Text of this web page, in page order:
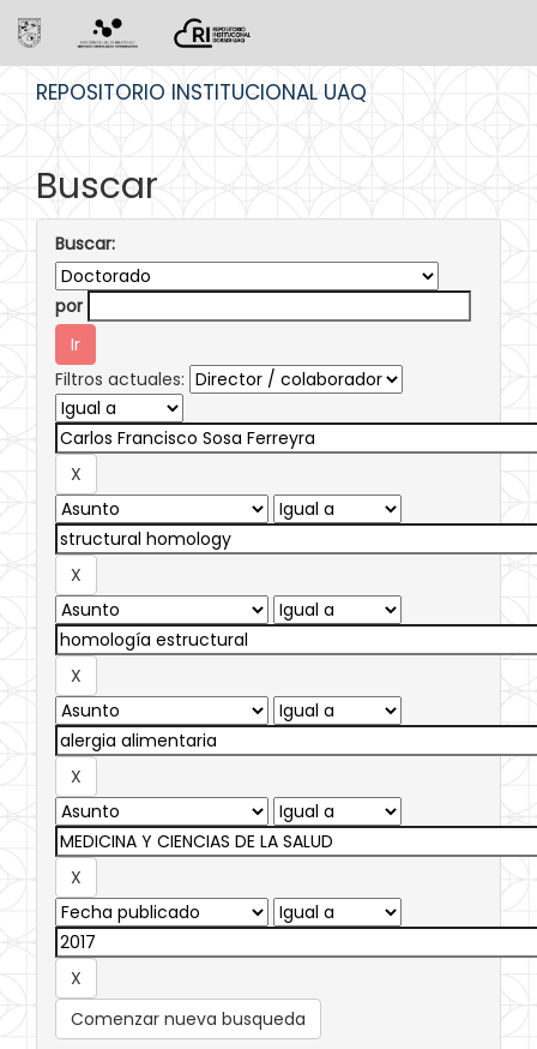
REPOSITORIO INSTITUCIONAL UAQ
Buscar
Buscar:
por
Filtros actuales:
Comenzar nueva busqueda